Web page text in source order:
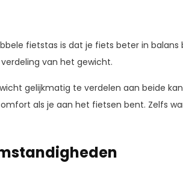
fietstas is dat je fiets beter in
van het gewicht.
gelijkmatig te verdelen aan beide
als je aan het fietsen bent. Zelfs